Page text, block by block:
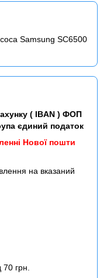
Samsung SC6500
( IBAN ) ФОП
єдиний податок
Нової пошти
на вказаний
грн.